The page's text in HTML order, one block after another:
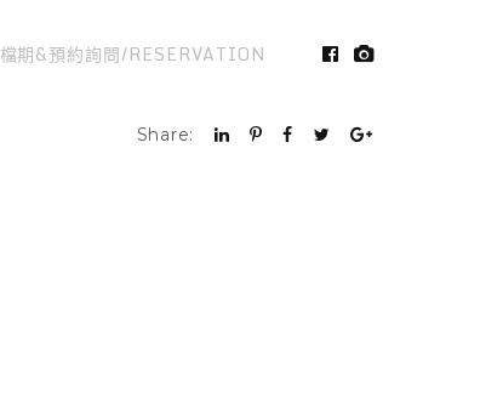
檔期&預約詢問/RESERVATION
Share: